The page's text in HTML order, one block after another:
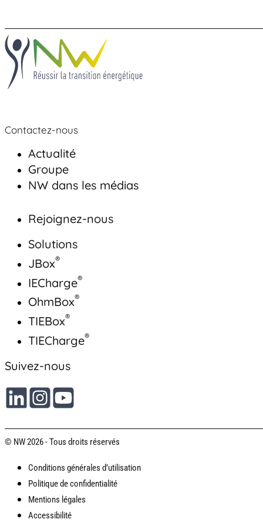
Contactez-nous
Actualité
Groupe
NW dans les médias
Rejoignez-nous
Solutions
JBox®
IECharge®
OhmBox®
TIEBox®
TIECharge®
Suivez-nous
© NW 2026 - Tous droits réservés
Conditions générales d’utilisation
Politique de confidentialité
Mentions légales
Accessibilité